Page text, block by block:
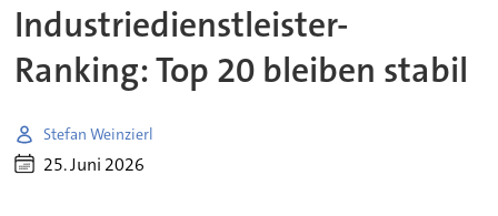
Industriedienstleister-
Ranking: Top 20 bleiben stabil
Stefan Weinzierl
25. Juni 2026